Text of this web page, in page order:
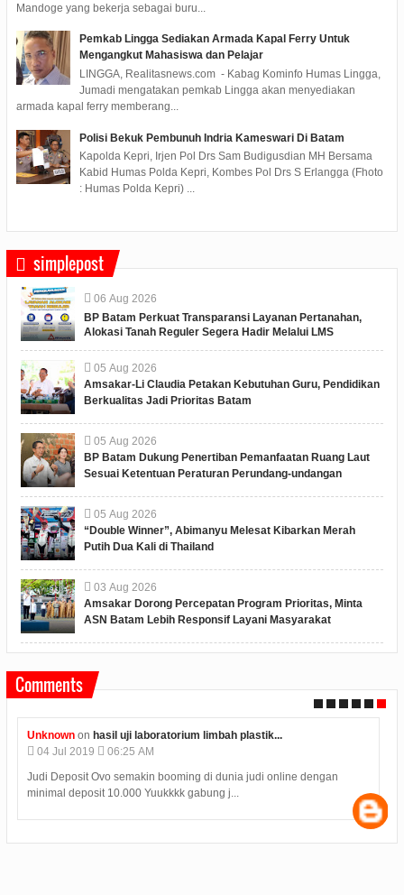
Mandoge yang bekerja sebagai buru...
Pemkab Lingga Sediakan Armada Kapal Ferry Untuk
Mengangkut Mahasiswa dan Pelajar
LINGGA, Realitasnews.com - Kabag Kominfo Humas Lingga,
Jumadi mengatakan pemkab Lingga akan menyediakan
armada kapal ferry memberang...
Polisi Bekuk Pembunuh Indria Kameswari Di Batam
Kapolda Kepri, Irjen Pol Drs Sam Budigusdian MH Bersama
Kabid Humas Polda Kepri, Kombes Pol Drs S Erlangga (Fhoto
: Humas Polda Kepri) ...
simplepost
06 Aug 2026
BP Batam Perkuat Transparansi Layanan Pertanahan,
Alokasi Tanah Reguler Segera Hadir Melalui LMS
05 Aug 2026
Amsakar-Li Claudia Petakan Kebutuhan Guru, Pendidikan
Berkualitas Jadi Prioritas Batam
05 Aug 2026
BP Batam Dukung Penertiban Pemanfaatan Ruang Laut
Sesuai Ketentuan Peraturan Perundang-undangan
05 Aug 2026
“Double Winner”, Abimanyu Melesat Kibarkan Merah
Putih Dua Kali di Thailand
03 Aug 2026
Amsakar Dorong Percepatan Program Prioritas, Minta
ASN Batam Lebih Responsif Layani Masyarakat
Comments
Unknownon hasil uji laboratorium limbah plastik...
04 Jul 2019
06:25 AM
Judi Deposit Ovo semakin booming di dunia judi online dengan
minimal deposit 10.000 Yuukkkk gabung j...